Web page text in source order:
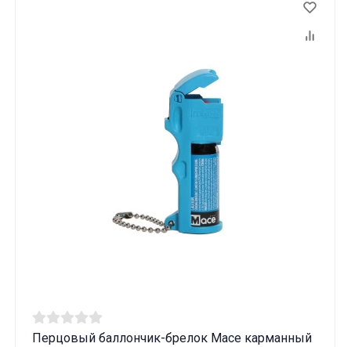
Перцовый баллончик-брелок Mace карманный